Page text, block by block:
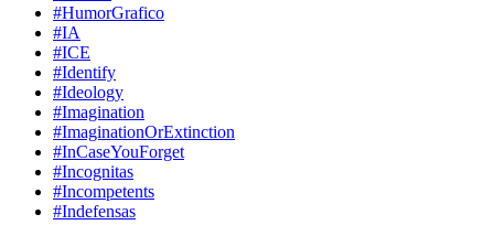
#HumorGrafico
#IA
#ICE
#Identify
#Ideology
#Imagination
#ImaginationOrExtinction
#InCaseYouForget
#Incognitas
#Incompetents
#Indefensas